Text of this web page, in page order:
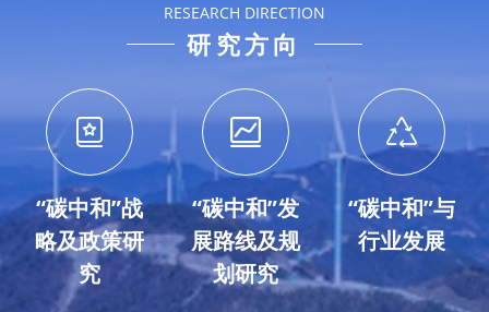
RESEARCH DIRECTION
研究方向
“碳中和”战
略及政策研
究
“碳中和”发
展路线及规
划研究
“碳中和”与
行业发展